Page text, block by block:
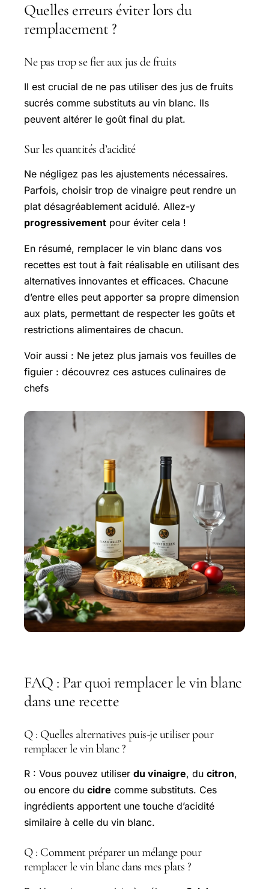
Quelles erreurs éviter lors du
remplacement ?
Ne pas trop se fier aux jus de fruits
Il est crucial de ne pas utiliser des jus de fruits
sucrés comme substituts au vin blanc. Ils
peuvent altérer le goût final du plat.
Sur les quantités d’acidité
Ne négligez pas les ajustements nécessaires.
Parfois, choisir trop de vinaigre peut rendre un
plat désagréablement acidulé. Allez-y
progressivement pour éviter cela !
En résumé, remplacer le vin blanc dans vos
recettes est tout à fait réalisable en utilisant des
alternatives innovantes et efficaces. Chacune
d’entre elles peut apporter sa propre dimension
aux plats, permettant de respecter les goûts et
restrictions alimentaires de chacun.
Voir aussi : Ne jetez plus jamais vos feuilles de
figuier : découvrez ces astuces culinaires de
chefs
FAQ : Par quoi remplacer le vin blanc
dans une recette
Q : Quelles alternatives puis-je utiliser pour
remplacer le vin blanc ?
R : Vous pouvez utiliser du vinaigre, du citron,
ou encore du cidre comme substituts. Ces
ingrédients apportent une touche d’acidité
similaire à celle du vin blanc.
Q : Comment préparer un mélange pour
remplacer le vin blanc dans mes plats ?